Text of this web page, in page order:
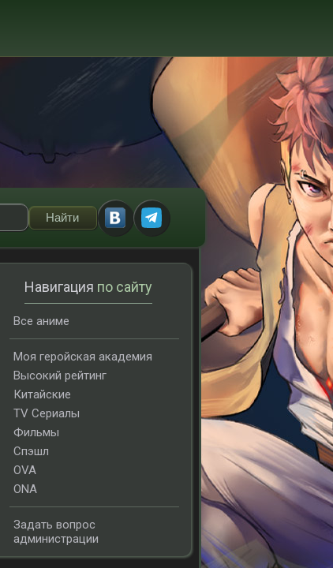
Навигация по сайту
Все аниме
Моя геройская академия
Высокий рейтинг
Китайские
TV Сериалы
Фильмы
Спэшл
OVA
ONA
Задать вопрос
администрации